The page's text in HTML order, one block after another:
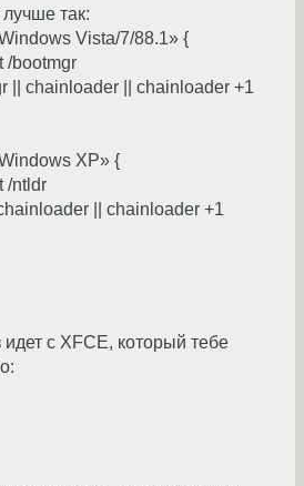
так:
Vista/7/88.1» {
/bootmgr
|| chainloader || chainloader +1
XP» {
/ntldr
|| chainloader +1
с XFCE, который тебе